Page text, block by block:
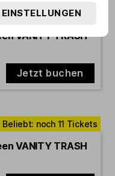
VANITY TRASH
Jetzt buchen
VANITY TRASH
EINSTELLUNGEN